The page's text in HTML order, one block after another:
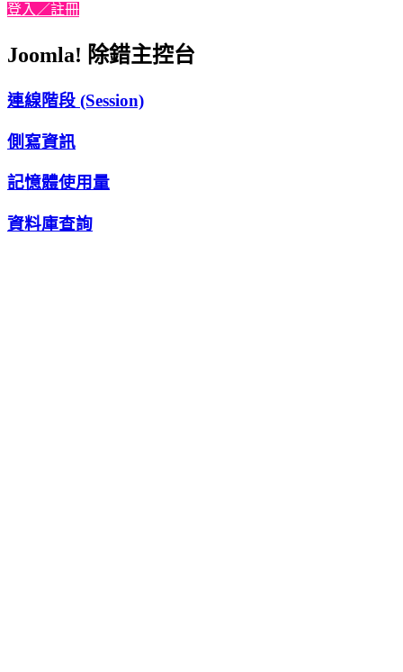
登入／註冊
Joomla! 除錯主控台
連線階段 (Session)
側寫資訊
記憶體使用量
資料庫查詢